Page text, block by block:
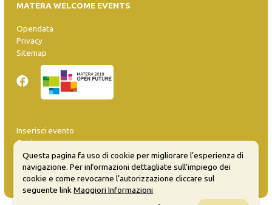
MATERA WELCOME EVENTS
Opendata
Privacy
Sitemap
Inserisci evento
Guida
FAQ
info@materaevents.it
Questa pagina fa uso di cookie per migliorare l’esperienza di
navigazione. Per informazioni dettagliate sull’impiego dei
cookie e come revocarne l’autorizzazione cliccare sul
seguente linkMaggiori Informazioni